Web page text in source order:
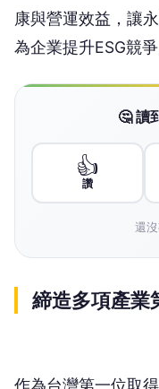
康與營運效益，讓
為企業提升ESG競
🤔 讀
👍
讚
還
締造多項產
作為台灣第一位取